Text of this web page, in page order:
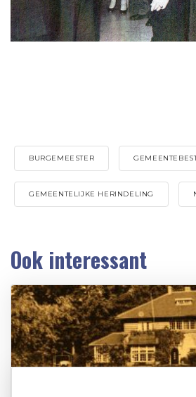
BURGEMEESTER
GEMEENTELIJKE HERINDELING
Ook interessant